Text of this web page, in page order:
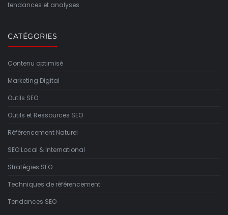
tendances et analyses.
CATÉGORIES
Contenu optimisé
Marketing Digital
Outils SEO
Outils et Ressources SEO
Référencement Naturel
SEO Local & International
Stratégies SEO
Techniques de référencement
Tendances SEO